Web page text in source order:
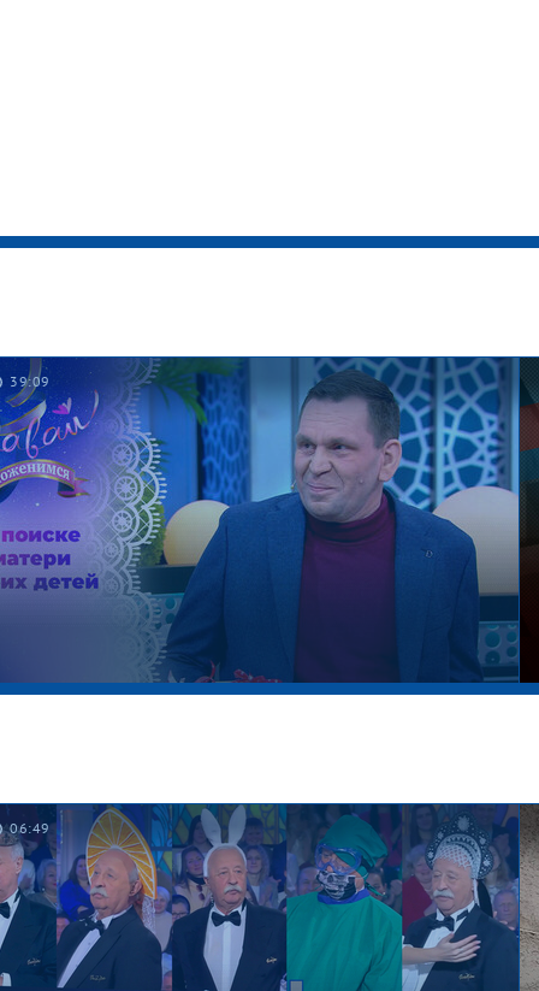
39:09
романтик. Давай поженимся!
06:49